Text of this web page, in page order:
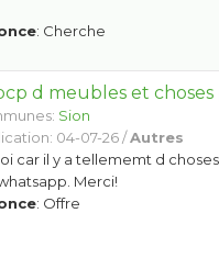
: Cherche
d meubles et choses
Sion
04-07-26 /Autres
car il y a tellememt d
Merci!
: Offre